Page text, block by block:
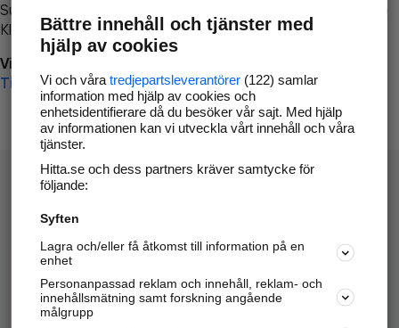
Surfa till
Klicka påTillbaka-knappen i webbläsaren och försök igen
Vi beklagar besväret!
Till startsidan
Hitta.se - Gratis nummerupplysning.
Sök företag, personer och platser.
Hitta telefonnummer, adresser, företagsinfo mm.
Bättre innehåll och tjänster med
hjälp av cookies
Vi och våra tredjepartsleverantörer(122) samlar
information med hjälp av cookies och
enhetsidentifierare då du besöker vår sajt. Med hjälp
av informationen kan vi utveckla vårt innehåll och våra
tjänster.
Hitta.se och dess partners kräver samtycke för
följande:
Syften
Lagra och/eller få åtkomst till information på en
enhet
Personanpassad reklam och innehåll, reklam- och
innehållsmätning samt forskning angående
målgrupp